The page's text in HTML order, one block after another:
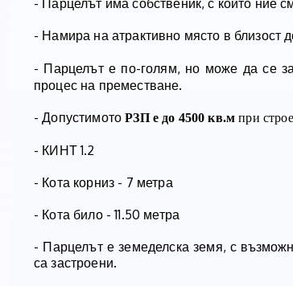
- Парцелът има собственик, с който ние
- Намира на атрактивно място в близост
- Парцелът е по-голям, но може да се
процес на преместване.
- ДопустимотоРЗП е до 4500 кв.м при
- КИНТ 1.2
- Кота корниз - 7 метра
- Кота било - 11.50 метра
- Парцелът е земеделска земя, с
са застроени.